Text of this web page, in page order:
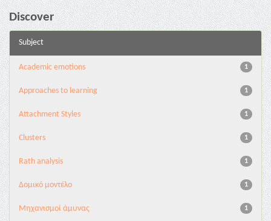
Discover
Subject
1
Academic emotions
1
Approaches to learning
1
Attachment Styles
1
Clusters
1
Rath analysis
1
Δομικό μοντέλο
1
Μηχανισμοί άμυνας